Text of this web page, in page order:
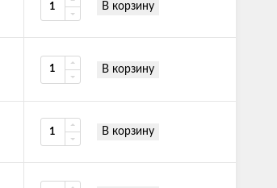
В корзину
В корзину
В корзину